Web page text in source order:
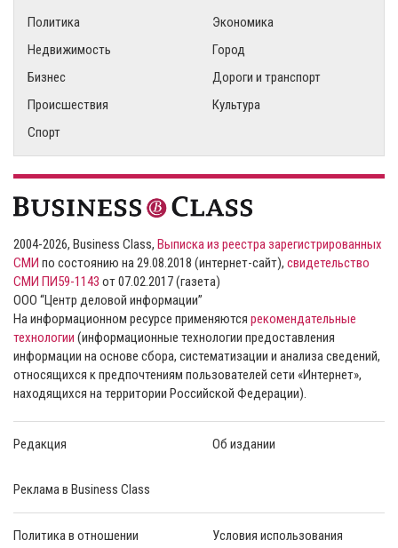
Политика
Экономика
Недвижимость
Город
Бизнес
Дороги и транспорт
Происшествия
Культура
Спорт
2004-2026, Business Class, Выписка из реестра зарегистрированных
СМИ по состоянию на 29.08.2018 (интернет-сайт), свидетельство
СМИ ПИ59-1143 от 07.02.2017 (газета)
ООО “Центр деловой информации”
На информационном ресурсе применяются рекомендательные
технологии (информационные технологии предоставления
информации на основе сбора, систематизации и анализа сведений,
относящихся к предпочтениям пользователей сети «Интернет»,
находящихся на территории Российской Федерации).
Редакция Об издании
Реклама в Business Class
Политика в отношении
Условия использования